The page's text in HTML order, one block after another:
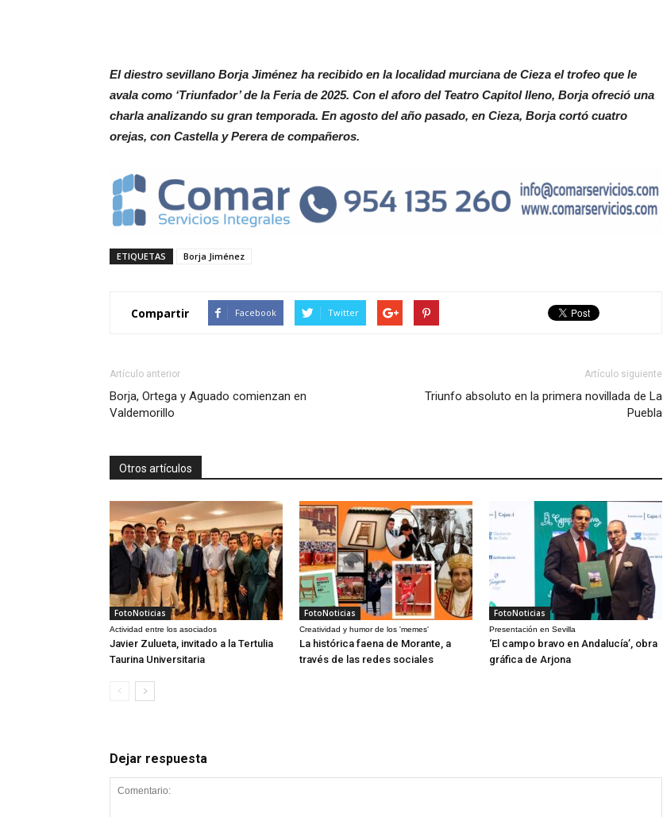
El diestro sevillano Borja Jiménez ha recibido en la localidad murciana de Cieza el trofeo que le
avala como ‘Triunfador’ de la Feria de 2025. Con el aforo del Teatro Capitol lleno, Borja ofreció una
charla analizando su gran temporada. En agosto del año pasado, en Cieza, Borja cortó cuatro
orejas, con Castella y Perera de compañeros.
ETIQUETAS Borja Jiménez
Compartir Facebook Twitter
Artículo anterior
Borja, Ortega y Aguado comienzan en
Valdemorillo
Artículo siguiente
Triunfo absoluto en la primera novillada de La
Puebla
Otros artículos
FotoNoticias
Actividad entre los asociados
Javier Zulueta, invitado a la Tertulia
Taurina Universitaria
FotoNoticias
Creatividad y humor de los 'memes'
La histórica faena de Morante, a
través de las redes sociales
FotoNoticias
Presentación en Sevilla
‘El campo bravo en Andalucía’, obra
gráfica de Arjona
Dejar respuesta